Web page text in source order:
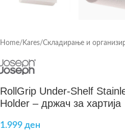
Home/ Kares/Складирање и
RollGrip Under-Shelf
Holder – држач за хартија
1.999 ден